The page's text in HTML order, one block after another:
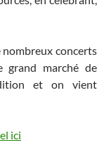
nombreux concerts
grand marché de
et on vient
ici